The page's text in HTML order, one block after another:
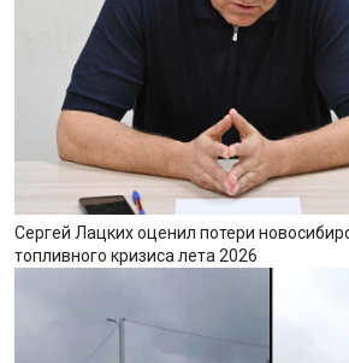
Сергей Лацких оценил потери
топливного кризиса лета 2026